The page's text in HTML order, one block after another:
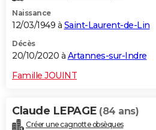
Naissance
12/03/1949 à Saint-Laurent-de-Lin
Décès
20/10/2020 à Artannes-sur-Indre
Famille JOUINT
Claude LEPAGE (84 ans)
Créer une cagnotte obsèques